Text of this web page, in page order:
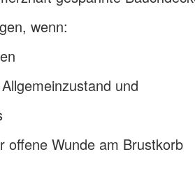
wenn:
und
offene Wunde am Brustkorb